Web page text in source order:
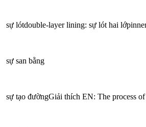
sự lótdouble-layer lining: sự lót hai
sự san bằng
sự tạo đườngGiải thích EN: The process